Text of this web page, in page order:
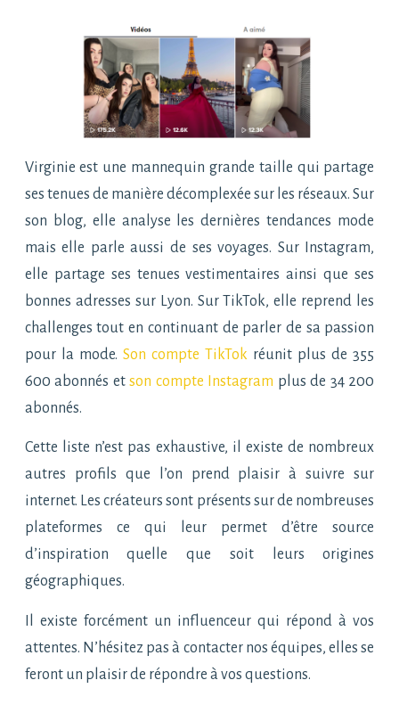
Virginie est une mannequin grande taille qui partage
ses tenues de manière décomplexée sur les réseaux. Sur
son blog, elle analyse les dernières tendances mode
mais elle parle aussi de ses voyages. Sur Instagram,
elle partage ses tenues vestimentaires ainsi que ses
bonnes adresses sur Lyon. Sur TikTok, elle reprend les
challenges tout en continuant de parler de sa passion
pour la mode. Son compte TikTok réunit plus de 355
600 abonnés etson compte Instagram plus de 34 200
abonnés.
Cette liste n’est pas exhaustive, il existe de nombreux
autres profils que l’on prend plaisir à suivre sur
internet. Les créateurs sont présents sur de nombreuses
plateformes ce qui leur permet d’être source
d’inspiration quelle que soit leurs origines
géographiques.
Il existe forcément un influenceur qui répond à vos
attentes. N’hésitez pas à contacter nos équipes, elles se
feront un plaisir de répondre à vos questions.